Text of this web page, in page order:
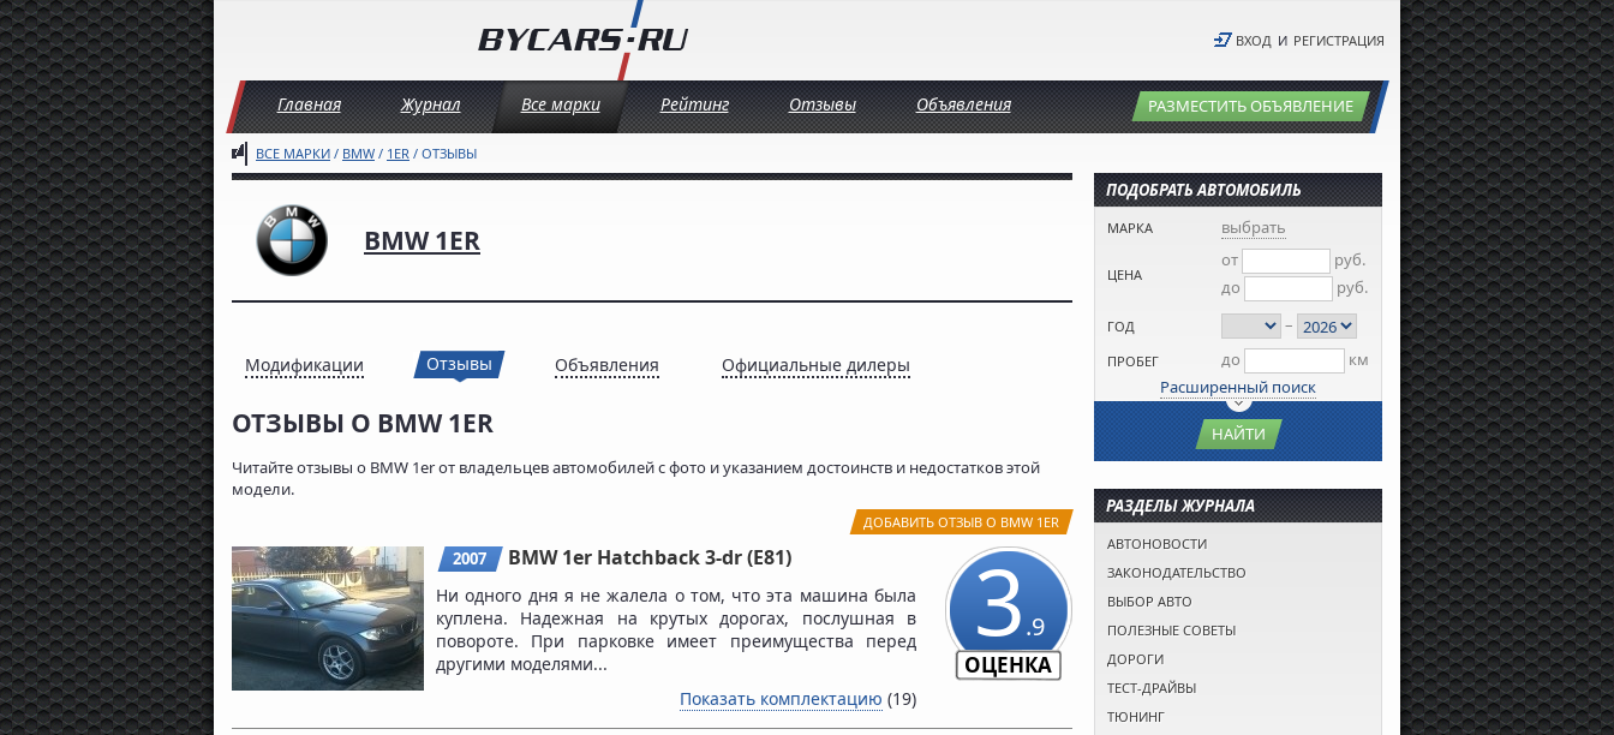
ВХОД И РЕГИСТРАЦИЯ
Главная Журнал Все марки Рейтинг Отзывы Объявления РАЗМЕСТИТЬ ОБЪЯВЛЕНИЕ
ВСЕ МАРКИ / BMW / 1ER / ОТЗЫВЫ
BMW 1ER
Модификации Отзывы Объявления Официальные дилеры
ОТЗЫВЫ О BMW 1ER
Читайте отзывы о BMW 1er от владельцев автомобилей с фото и указанием достоинств и недостатков этой
модели.
ДОБАВИТЬ ОТЗЫВ О BMW 1ER
3.9
ОЦЕНКА
2007 BMW 1er Hatchback 3-dr (E81)
Ни одного дня я не жалела о том, что эта машина была
куплена. Надежная на крутых дорогах, послушная в
повороте. При парковке имеет преимущества перед
другими моделями...
Показать комплектацию (19)
ПОДОБРАТЬ АВТОМОБИЛЬ
МАРКА выбрать
ЦЕНА
от
руб.
до
руб.
ГОД –
ПРОБЕГ до
км
Расширенный поиск
НАЙТИ
РАЗДЕЛЫ ЖУРНАЛА
АВТОНОВОСТИ
ЗАКОНОДАТЕЛЬСТВО
ВЫБОР АВТО
ПОЛЕЗНЫЕ СОВЕТЫ
ДОРОГИ
ТЕСТ-ДРАЙВЫ
ТЮНИНГ